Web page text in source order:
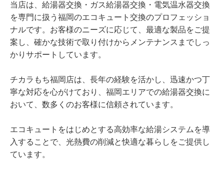
当店は、給湯器交換・ガス給湯器交換・電気温水器交換
を専門に扱う福岡のエコキュート交換のプロフェッショ
ナルです。お客様のニーズに応じて、最適な製品をご提
案し、確かな技術で取り付けからメンテナンスまでしっ
かりサポートしています。
チカラもち福岡店は、長年の経験を活かし、迅速かつ丁
寧な対応を心がけており、福岡エリアでの給湯器交換に
おいて、数多くのお客様に信頼されています。
エコキュートをはじめとする高効率な給湯システムを導
入することで、光熱費の削減と快適な暮らしをご提供し
ています。